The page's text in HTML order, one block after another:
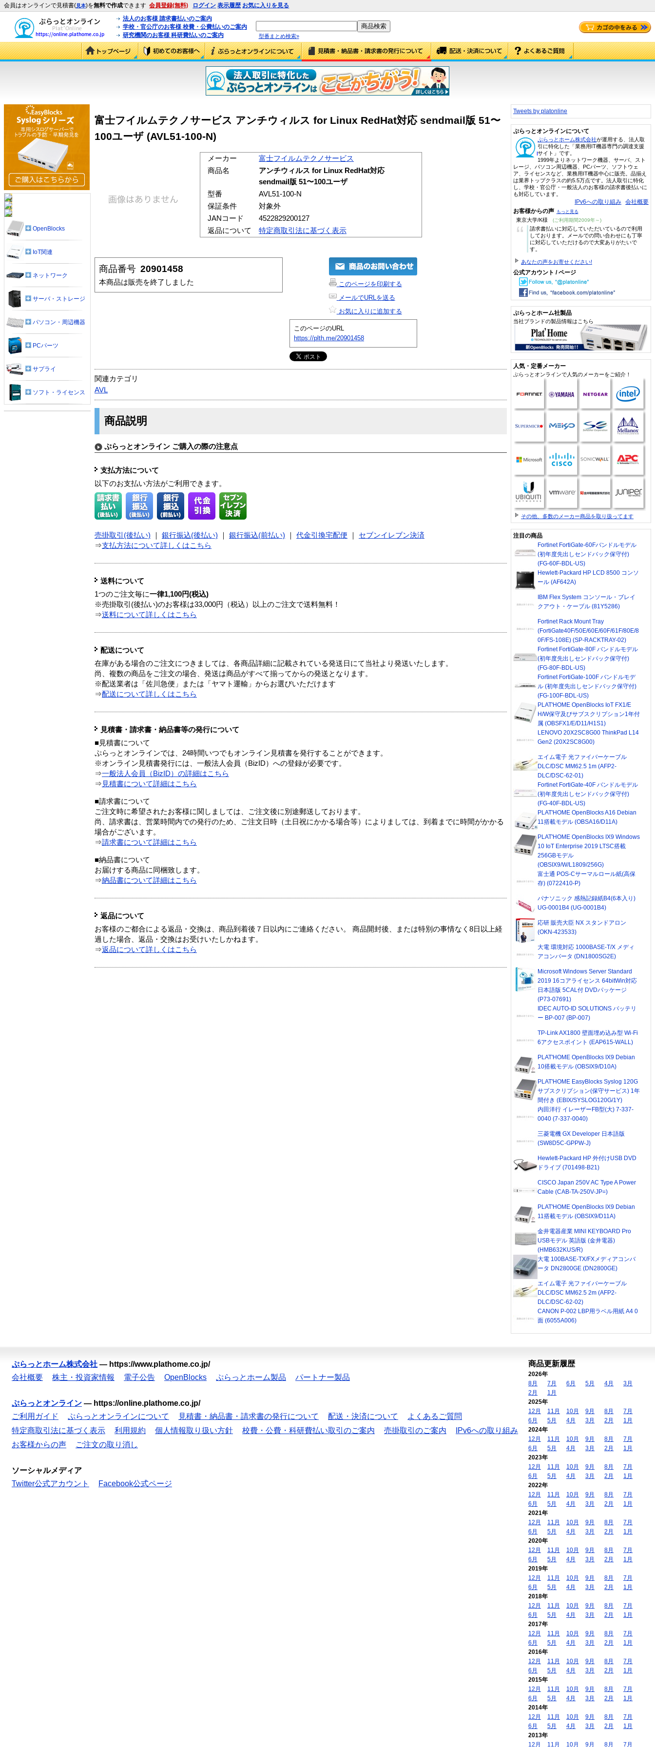
会員はオンラインで見積書(見本)を無料で作成できます 会員登録(無料) ログイン 表示履歴 お気に入りを見る
法人のお客様 請求書払いのご案内
学校・官公庁のお客様 校費・公費払いのご案内
研究機関のお客様 科研費払いのご案内
型番まとめ検索»
富士フイルムテクノサービス アンチウィルス for Linux RedHat対応 sendmail版 51〜
100ユーザ (AVL51-100-N)
メーカー
富士フイルムテクノサービス
商品名
アンチウィルス for Linux RedHat対応
sendmail版 51〜100ユーザ
型番
AVL51-100-N
保証条件
対象外
JANコード
4522829200127
返品について
特定商取引法に基づく表示
商品番号 20901458
本商品は販売を終了しました
このページを印刷する
メールでURLを送る
お気に入りに追加する
このページのURL
https://plth.me/20901458
関連カテゴリ
AVL
商品説明
ぷらっとオンライン ご購入の際の注意点
支払方法について
以下のお支払い方法がご利用できます。
売掛取引(後払い) 銀行振込(後払い) 銀行振込(前払い) 代金引換宅配便
セブンイレブン決済
⇒支払方法について詳しくはこちら
送料について
1つのご注文毎に一律1,100円(税込)
※売掛取引(後払い)のお客様は33,000円（税込）以上のご注文で送料無料！
⇒送料について詳しくはこちら
配送について
在庫がある場合のご注文につきましては、各商品詳細に記載されている発送日にて当社より発送いたします。
尚、複数の商品をご注文の場合、発送は商品がすべて揃ってからの発送となります。
※配送業者は「佐川急便」または「ヤマト運輸」からお選びいただけます
⇒配送について詳しくはこちら
見積書・請求書・納品書等の発行について
■見積書について
ぷらっとオンラインでは、24時間いつでもオンライン見積書を発行することができます。
※オンライン見積書発行には、一般法人会員（BizID）への登録が必要です。
⇒一般法人会員（BizID）の詳細はこちら
⇒ 見積書について詳細はこちら
■請求書について
ご注文時に希望されたお客様に関しましては、ご注文後に別途郵送しております。
尚、請求書は、営業時間内での発行のため、ご注文日時（土日祝にかかる場合等）によりましては、到着までに時間がかかる
場合がございます。
⇒請求書について詳細はこちら
■納品書について
お届けする商品に同梱致します。
⇒納品書について詳細はこちら
返品について
お客様のご都合による返品・交換は、商品到着後７日以内にご連絡ください。 商品開封後、または特別の事情なく8日以上経
過した場合、返品・交換はお受けいたしかねます。
⇒返品について詳しくはこちら
OpenBlocks
IoT関連
ネットワーク
サーバ・ストレージ
パソコン・周辺機器
PCパーツ
サプライ
ソフト・ライセンス
Tweets by platonline
ぷらっとオンラインについて
ぷらっとホーム株式会社が運用する、法人取
引に特化した「業務用IT機器専門の調達支援
サイト」です。
1999年よりネットワーク機器、サーバ、スト
レージ、パソコン周辺機器、PCパーツ、ソフトウェ
ア、ライセンスなど、業務用IT機器中心に販売。品揃え
は業界トップクラスの約5.5万点です。法人取引に特化
し、学校・官公庁・一般法人のお客様の請求書後払いに
も対応しています。
IPv6への取り組み 会社概要
お客様からの声 もっと見る
東京大学/K様 (ご利用期間2009年～)
“
請求書払いに対応していただいているので利用
しております。メールでの問い合わせにも丁寧
に対応していただけるので大変ありがたいで
す。
あなたの声をお寄せください!
公式アカウント / ページ
ぷらっとホーム社製品
当社ブランドの製品情報はこちら
人気・定番メーカー
ぷらっとオンラインで人気のメーカーをご紹介！
その他、多数のメーカー商品を取り扱ってます
注目の商品
Fortinet FortiGate-60Fバンドルモデル
(初年度先出しセンドバック保守付)
(FG-60F-BDL-US)
Hewlett-Packard HP LCD 8500 コンソ
ール (AF642A)
IBM Flex System コンソール・ブレイ
クアウト・ケーブル (81Y5286)
Fortinet Rack Mount Tray
(FortiGate40F/50E/60E/60F/61F/80E/8
0F/FS-108E) (SP-RACKTRAY-02)
Fortinet FortiGate-80F バンドルモデル
(初年度先出しセンドバック保守付)
(FG-80F-BDL-US)
Fortinet FortiGate-100F バンドルモデ
ル (初年度先出しセンドバック保守付)
(FG-100F-BDL-US)
PLAT'HOME OpenBlocks IoT FX1/E
H/W保守及びサブスクリプション1年付
属 (OBSFX1/E/D11/H1S1)
LENOVO 20X2SC8G00 ThinkPad L14
Gen2 (20X2SC8G00)
エイム電子 光ファイバーケーブル
DLC/DSC MM62.5 1m (AFP2-
DLC/DSC-62-01)
Fortinet FortiGate-40F バンドルモデル
(初年度先出しセンドバック保守付)
(FG-40F-BDL-US)
PLAT'HOME OpenBlocks A16 Debian
11搭載モデル (OBSA16/D11A)
PLAT'HOME OpenBlocks IX9 Windows
10 IoT Enterprise 2019 LTSC搭載
256GBモデル
(OBSIX9/W/L1809/256G)
富士通 POS-Cサーマルロール紙(高保
存) (0722410-P)
パナソニック 感熱記録紙B4(6本入り)
UG-0001B4 (UG-0001B4)
応研 販売大臣 NX スタンドアロン
(OKN-423533)
大電 環境対応 1000BASE-T/X メディ
アコンバータ (DN1800SG2E)
Microsoft Windows Server Standard
2019 16コアライセンス 64bitWin対応
日本語版 5CAL付 DVDパッケージ
(P73-07691)
IDEC AUTO-ID SOLUTIONS バッテリ
ー BP-007 (BP-007)
TP-Link AX1800 壁面埋め込み型 Wi-Fi
6アクセスポイント (EAP615-WALL)
PLAT'HOME OpenBlocks IX9 Debian
10搭載モデル (OBSIX9/D10A)
PLAT'HOME EasyBlocks Syslog 120G
サブスクリプション(保守サービス) 1年
間付き (EBIX/SYSLOG120G/1Y)
内田洋行 イレーザーFB型(大) 7-337-
0040 (7-337-0040)
三菱電機 GX Developer 日本語版
(SW8D5C-GPPW-J)
Hewlett-Packard HP 外付けUSB DVD
ドライブ (701498-B21)
CISCO Japan 250V AC Type A Power
Cable (CAB-TA-250V-JP=)
PLAT'HOME OpenBlocks IX9 Debian
11搭載モデル (OBSIX9/D11A)
金井電器産業 MINI KEYBOARD Pro
USBモデル 英語版 (金井電器)
(HMB632KUS/R)
大電 100BASE-TX/FXメディアコンバ
ータ DN2800GE (DN2800GE)
エイム電子 光ファイバーケーブル
DLC/DSC MM62.5 2m (AFP2-
DLC/DSC-62-02)
CANON P-002 LBP用ラベル用紙 A4 0
面 (6055A006)
ぷらっとホーム株式会社 — https://www.plathome.co.jp/
会社概要
株主・投資家情報 電子公告 OpenBlocks ぷらっとホーム製品 パートナー製品
ぷらっとオンライン — https://online.plathome.co.jp/
ご利用ガイド
ぷらっとオンラインについて 見積書・納品書・請求書の発行について 配送・決済について
よくあるご質問
特定商取引法に基づく表示
利用規約 個人情報取り扱い方針 校費・公費・科研費払い取引のご案内 売掛取引のご案内
IPv6への取り組み
お客様からの声
ご注文の取り消し
ソーシャルメディア
Twitter公式アカウント
Facebook公式ページ
商品更新履歴
2026年
8月
7月 6月 5月 4月
3月
2月
1月
2025年
12月
11月 10月 9月 8月
7月
6月
5月 4月 3月 2月
1月
2024年
12月
11月 10月 9月 8月
7月
6月
5月 4月 3月 2月
1月
2023年
12月
11月 10月 9月 8月
7月
6月
5月 4月 3月 2月
1月
2022年
12月
11月 10月 9月 8月
7月
6月
5月 4月 3月 2月
1月
2021年
12月
11月 10月 9月 8月
7月
6月
5月 4月 3月 2月
1月
2020年
12月
11月 10月 9月 8月
7月
6月
5月 4月 3月 2月
1月
2019年
12月
11月 10月 9月 8月
7月
6月
5月 4月 3月 2月
1月
2018年
12月
11月 10月 9月 8月
7月
6月
5月 4月 3月 2月
1月
2017年
12月
11月 10月 9月 8月
7月
6月
5月 4月 3月 2月
1月
2016年
12月
11月 10月 9月 8月
7月
6月
5月 4月 3月 2月
1月
2015年
12月
11月 10月 9月 8月
7月
6月
5月 4月 3月 2月
1月
2014年
12月
11月 10月 9月 8月
7月
6月
5月 4月 3月 2月
1月
2013年
12月
11月 10月 9月 8月 7月